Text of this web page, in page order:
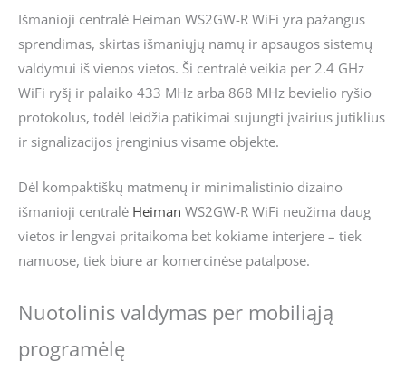
Išmanioji centralė Heiman WS2GW-R WiFi yra pažangus
sprendimas, skirtas išmaniųjų namų ir apsaugos sistemų
valdymui iš vienos vietos. Ši centralė veikia per 2.4 GHz
WiFi ryšį ir palaiko 433 MHz arba 868 MHz bevielio ryšio
protokolus, todėl leidžia patikimai sujungti įvairius jutiklius
ir signalizacijos įrenginius visame objekte.
Dėl kompaktiškų matmenų ir minimalistinio dizaino
išmanioji centralė Heiman WS2GW-R WiFi neužima daug
vietos ir lengvai pritaikoma bet kokiame interjere – tiek
namuose, tiek biure ar komercinėse patalpose.
Nuotolinis valdymas per mobiliąją
programėlę